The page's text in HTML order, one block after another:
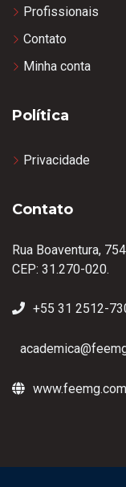
Profissionais
Contato
Minha conta
Política
Privacidade
Contato
Rua Boaventura,
CEP: 31.270-020.
+55 31 2512-